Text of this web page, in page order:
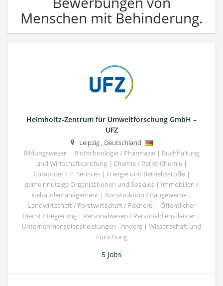
Menschen mit Behinderung.
Helmholtz-Zentrum für Umweltforschung GmbH –
UFZ
Leipzig, Deutschland
Bildungswesen | Biotechnologie / Pharmazie | Buchhaltung
und Wirtschaftsprüfung | Chemie / Petro-Chemie |
Computer / IT Services | Energie und Betriebsstoffe |
gemeinnützige Organisationen und Soziales | Immobilien /
Gebäudemanagement | Konstruktion / Baugewerbe |
Landwirtschaft / Forstwirtschaft / Fischerei | Öffentlicher
Dienst / Regierung | Personalwesen / Personaldienstleister |
Unternehmensdienstleistungen - Andere | Wissenschaft und
Forschung
5 Jobs